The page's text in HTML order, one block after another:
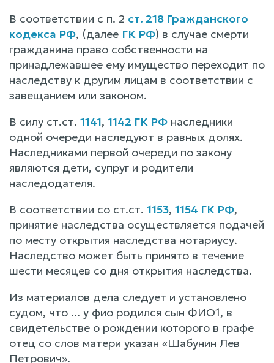
В соответствии с п. 2 ст. 218 Гражданского
кодекса РФ, (далее ГК РФ) в случае смерти
гражданина право собственности на
принадлежавшее ему имущество переходит по
наследству к другим лицам в соответствии с
завещанием или законом.
В силу ст.ст. 1141, 1142 ГК РФ наследники
одной очереди наследуют в равных долях.
Наследниками первой очереди по закону
являются дети, супруг и родители
наследодателя.
В соответствии со ст.ст. 1153, 1154 ГК РФ,
принятие наследства осуществляется подачей
по месту открытия наследства нотариусу.
Наследство может быть принято в течение
шести месяцев со дня открытия наследства.
Из материалов дела следует и установлено
судом, что ... у фио родился сын ФИО1, в
свидетельстве о рождении которого в графе
отец со слов матери указан «Шабунин Лев
Петрович».